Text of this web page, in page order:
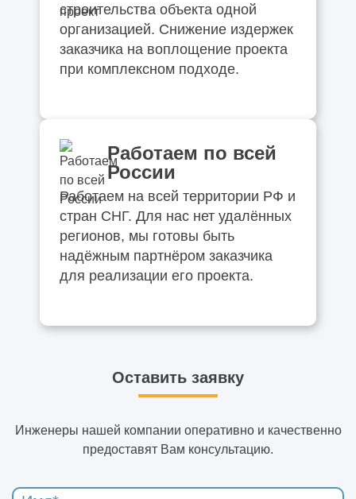
строительства объекта одной
организацией. Снижение издержек
заказчика на воплощение проекта
при комплексном подходе.
Работаем по всей
России
Работаем на всей территории РФ и
стран СНГ. Для нас нет удалённых
регионов, мы готовы быть
надёжным партнёром заказчика
для реализации его проекта.
Оставить заявку
Инженеры нашей компании оперативно и качественно
предоставят Вам консультацию.